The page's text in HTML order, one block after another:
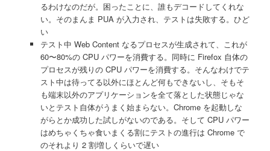
るわけなのだが。困ったことに、誰もデコードしてくれな
い。そのまんま PUA が入力され、テストは失敗する。ひど
い
テスト中 Web Content なるプロセスが生成されて、これが
60〜80%の CPU パワーを消費する。同時に Firefox 自体の
プロセスが残りの CPU パワーを消費する。そんなわけでテ
スト中は待ってる以外にほとんど何もできないし、そもそ
も端末以外のアプリケーションを全て落とした状態じゃな
いとテスト自体がうまく始まらない。Chrome を起動しな
がらとか成功した試しがないのである。そして CPU パワー
はめちゃくちゃ食いまくる割にテストの進行は Chrome で
のそれより 2 割増しくらいで遅い